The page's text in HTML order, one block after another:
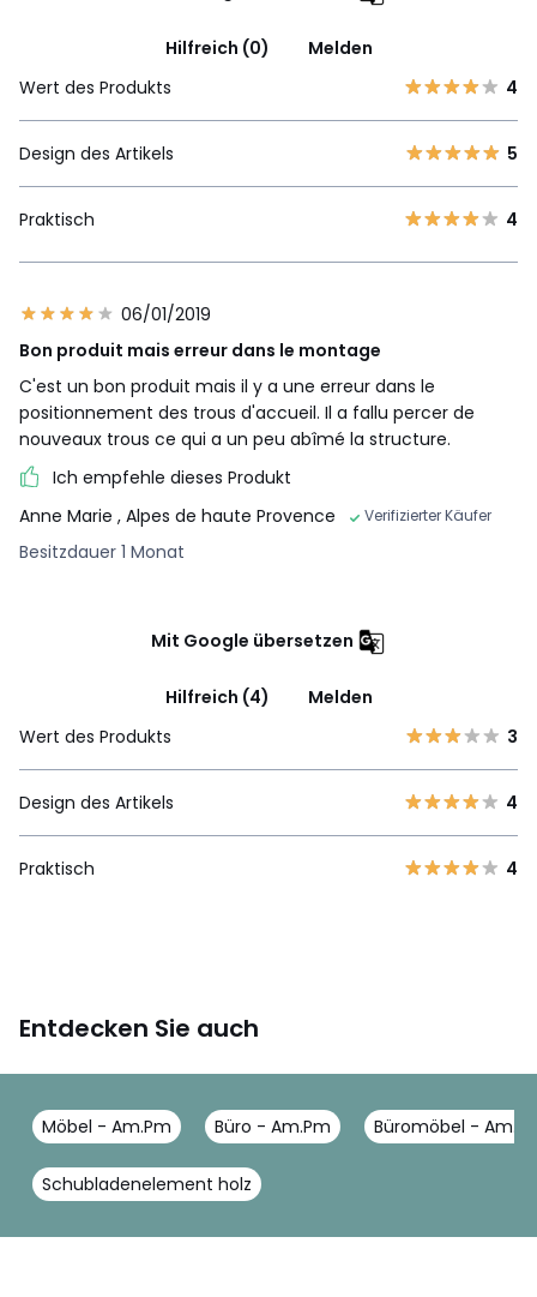
Hilfreich (0)
Melden
Wert des Produkts
4
Design des Artikels 5
Praktisch 4
06/01/2019
Bon produit mais erreur dans le montage
C'est un bon produit mais il y a une erreur dans le
positionnement des trous d'accueil. Il a fallu percer de
nouveaux trous ce qui a un peu abîmé la structure.
Ich empfehle dieses Produkt
Anne Marie , Alpes de haute Provence Verifizierter Käufer
Besitzdauer 1 Monat
Mit Google übersetzen
Hilfreich (4)
Melden
Wert des Produkts
3
Design des Artikels 4
Praktisch 4
Entdecken Sie auch
Möbel - Am.Pm Büro - Am.Pm Büromöbel -
Schubladenelement holz